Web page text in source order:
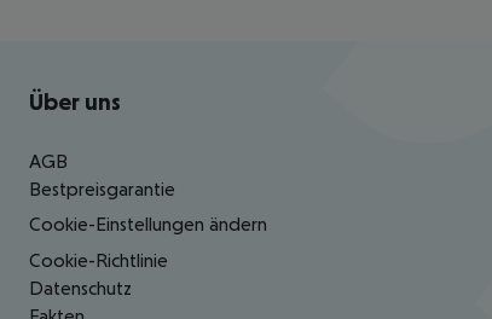
Footer navigation
Über uns
AGB
Bestpreisgarantie
Cookie-Einstellungen ändern
Cookie-Richtlinie
Datenschutz